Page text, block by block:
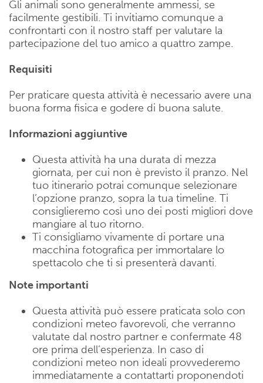
Gli animali sono generalmente ammessi, se
facilmente gestibili. Ti invitiamo comunque a
confrontarti con il nostro staff per valutare la
partecipazione del tuo amico a quattro zampe.
Requisiti
Per praticare questa attività è necessario avere una
buona forma fisica e godere di buona salute.
Informazioni aggiuntive
Questa attività ha una durata di mezza
giornata, per cui non è previsto il pranzo. Nel
tuo itinerario potrai comunque selezionare
l’opzione pranzo, sopra la tua timeline. Ti
consiglieremo così uno dei posti migliori dove
mangiare al tuo ritorno.
Ti consigliamo vivamente di portare una
macchina fotografica per immortalare lo
spettacolo che ti si presenterà davanti.
Note importanti
Questa attività può essere praticata solo con
condizioni meteo favorevoli, che verranno
valutate dal nostro partner e confermate 48
ore prima dell’esperienza. In caso di
condizioni meteo non ideali provvederemo
immediatamente a contattarti proponendoti